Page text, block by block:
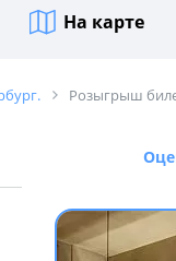
На карте
Розыгрыш